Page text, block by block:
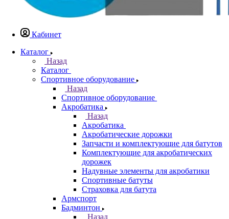
Кабинет
Каталог
Назад
Каталог
Спортивное оборудование
Назад
Спортивное оборудование
Акробатика
Назад
Акробатика
Акробатические дорожки
Запчасти и комплектующие для батутов
Комплектующие для акробатических
дорожек
Надувные элементы для акробатики
Спортивные батуты
Страховка для батута
Армспорт
Бадминтон
Назад